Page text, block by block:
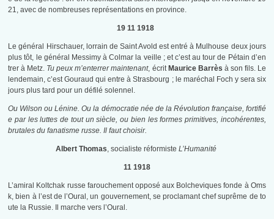
21, avec de nombreuses représentations en province.
19 11 1918
Le général Hirschauer, lorrain de Saint Avold est entré à Mulhouse deux jours
plus tôt, le général Messimy à Colmar la veille ; et c’est au tour de Pétain d’en
trer à Metz. Tu peux m’enterrer maintenant, écrit Maurice Barrès à son fils. Le
lendemain, c’est Gouraud qui entre à Strasbourg ; le maréchal Foch y sera six
jours plus tard pour un défilé solennel.
Ou Wilson ou Lénine. Ou la démocratie née de la Révolution française, fortifié
e par les luttes de tout un siècle, ou bien les formes primitives, incohérentes,
brutales du fanatisme russe. Il faut choisir.
Albert Thomas, socialiste réformiste L’Humanité
11 1918
L’amiral Koltchak russe farouchement opposé aux Bolcheviques fonde à Oms
k, bien à l’est de l’Oural, un gouvernement, se proclamant chef suprême de to
ute la Russie. Il marche vers l’Oural.